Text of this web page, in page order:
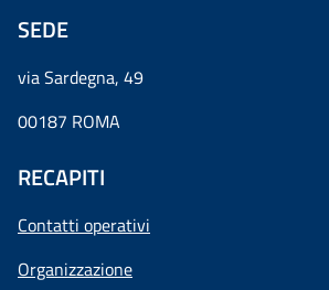
SEDE
via Sardegna, 49
00187 ROMA
RECAPITI
Contatti operativi
Organizzazione